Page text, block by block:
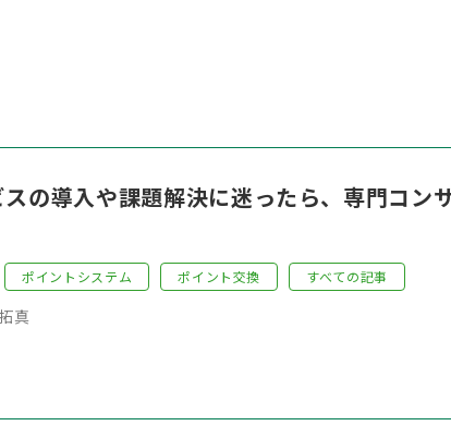
の導入や課題解決に迷ったら、専門コン
ポイントシステム ポイント交換 すべての記事
真